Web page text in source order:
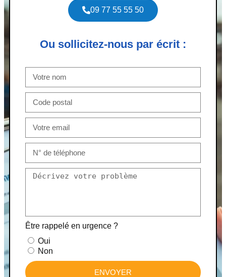
09 77 55 55 50
Ou sollicitez-nous par écrit :
Être rappelé en urgence ?
Oui
Non
ENVOYER